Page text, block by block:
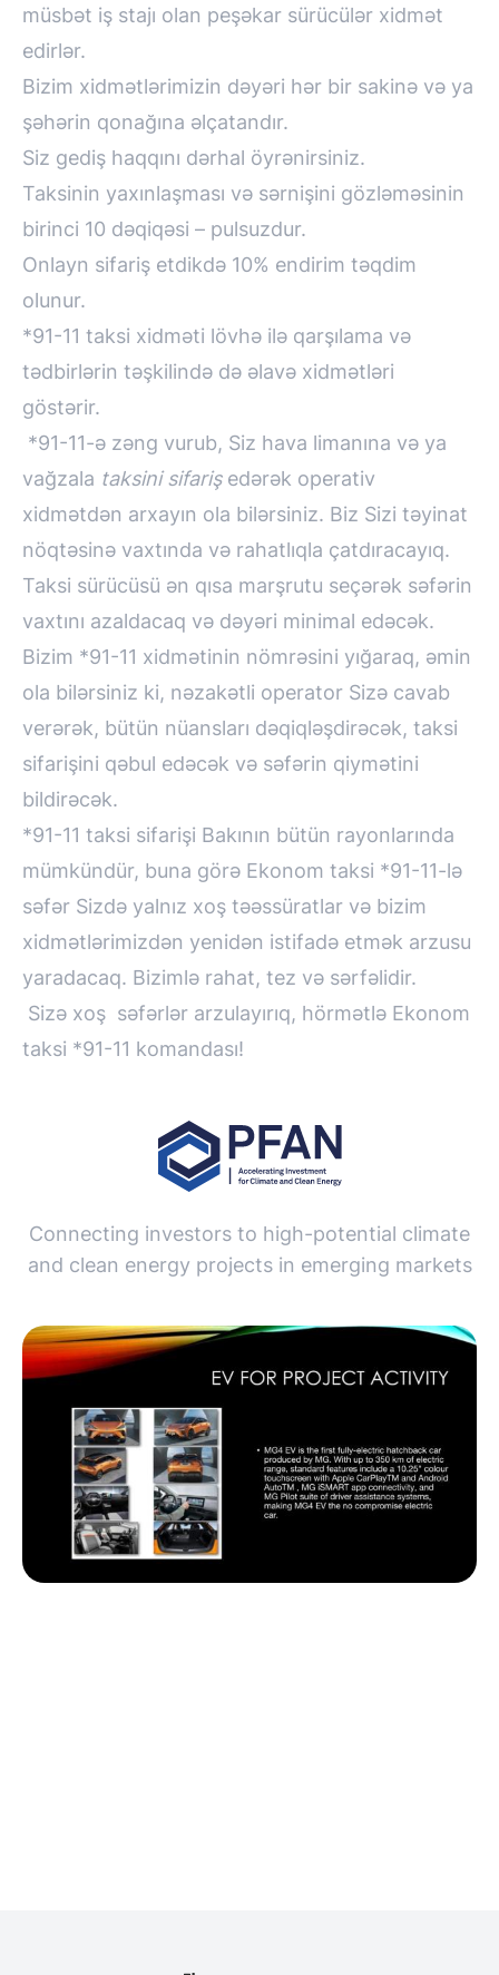
müsbət iş stajı olan peşəkar sürücülər xidmət
edirlər.
Bizim xidmətlərimizin dəyəri hər bir sakinə və ya
şəhərin qonağına əlçatandır.
Siz gediş haqqını dərhal öyrənirsiniz.
Taksinin yaxınlaşması və sərnişini gözləməsinin
birinci 10 dəqiqəsi – pulsuzdur.
Onlayn sifariş etdikdə 10% endirim təqdim
olunur.
*91-11 taksi xidməti lövhə ilə qarşılama və
tədbirlərin təşkilində də əlavə xidmətləri
göstərir.
*91-11-ə zəng vurub, Siz hava limanına və ya
vağzala taksini sifarişedərək operativ
xidmətdən arxayın ola bilərsiniz. Biz Sizi təyinat
nöqtəsinə vaxtında və rahatlıqla çatdıracayıq.
Taksi sürücüsü ən qısa marşrutu seçərək səfərin
vaxtını azaldacaq və dəyəri minimal edəcək.
Bizim *91-11 xidmətinin nömrəsini yığaraq, əmin
ola bilərsiniz ki, nəzakətli operator Sizə cavab
verərək, bütün nüansları dəqiqləşdirəcək, taksi
sifarişini qəbul edəcək və səfərin qiymətini
bildirəcək.
*91-11 taksi sifarişi Bakının bütün rayonlarında
mümkündür, buna görə Ekonom taksi *91-11-lə
səfər Sizdə yalnız xoş təəssüratlar və bizim
xidmətlərimizdən yenidən istifadə etmək arzusu
yaradacaq. Bizimlə rahat, tez və sərfəlidir.
Sizə xoş səfərlər arzulayırıq, hörmətlə Ekonom
taksi *91-11 komandası!
Connecting investors to high-potential climate
and clean energy projects in emerging markets